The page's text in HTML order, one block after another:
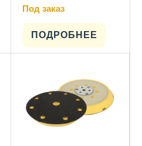
Под заказ
ПОДРОБНЕЕ
несколько
странице
товара.